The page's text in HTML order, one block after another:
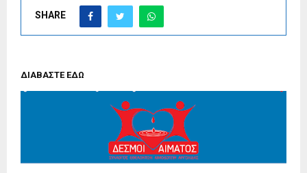
SHARE
ΔΙΑΒΑΣΤΕ ΕΔΩ